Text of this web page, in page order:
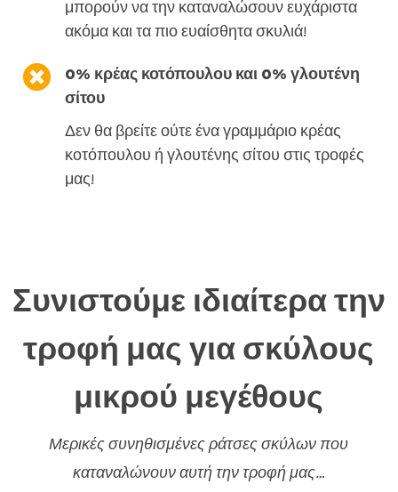
μπορούν να την καταναλώσουν ευχάριστα
ακόμα και τα πιο ευαίσθητα σκυλιά!

0% κρέας κοτόπουλου και 0% γλουτένη
σίτου
Δεν θα βρείτε ούτε ένα γραμμάριο κρέας
κοτόπουλου ή γλουτένης σίτου στις τροφές
μας!
Συνιστούμε ιδιαίτερα την
τροφή μας για σκύλους
μικρού μεγέθους
Μερικές συνηθισμένες ράτσες σκύλων που
καταναλώνουν αυτή την τροφή μας…